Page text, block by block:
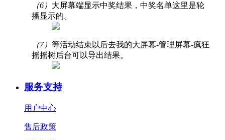
（6） 大屏幕端显示中奖结果，中奖名单这里是轮
播显示的。
（7） 等活动结束以后去我的大屏幕-管理屏幕-疯狂
摇摇树后台可以导出结果。
服务支持
用户中心
售后政策